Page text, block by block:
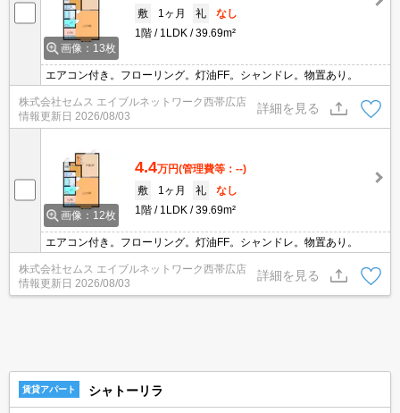
画像：13枚
敷
1ヶ月 礼
なし
1階
1LDK 39.69m²
エアコン付き。フローリング。灯油FF。シャンドレ。物置あり。
株式会社セムス エイブルネットワーク西帯広店
情報更新日 2026/08/03
詳細を見る
画像：12枚
4.4万円(管理費等：--)
敷
1ヶ月 礼
なし
1階
1LDK 39.69m²
エアコン付き。フローリング。灯油FF。シャンドレ。物置あり。
株式会社セムス エイブルネットワーク西帯広店
情報更新日 2026/08/03
詳細を見る
賃貸アパート シャトーリラ